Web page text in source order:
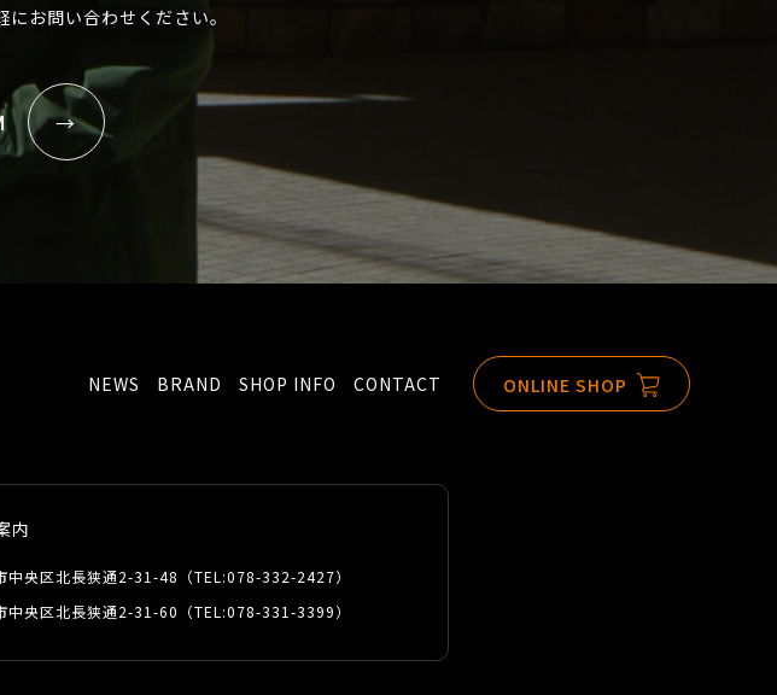
お問い合わせください。
NEWS BRAND SHOP INFO CONTACT ONLINE SHOP
内
中央区北長狭通2-31-48（TEL:078-332-2427）
中央区北長狭通2-31-60（TEL:078-331-3399）